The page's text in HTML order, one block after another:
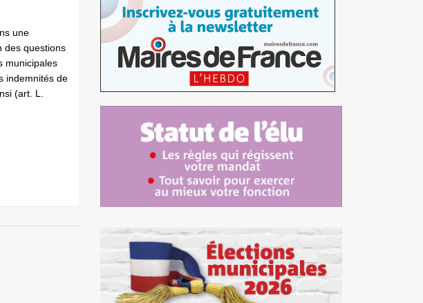
une
des questions
municipales
indemnités de
(art. L.